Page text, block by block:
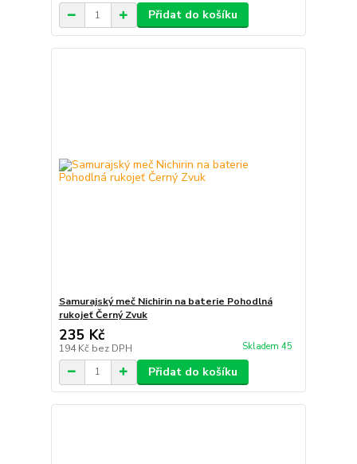
Přidat do košíku
Samurajský meč Nichirin na baterie Pohodlná
rukojeť Černý Zvuk
235 Kč
194 Kč bez DPH Skladem 45
Přidat do košíku